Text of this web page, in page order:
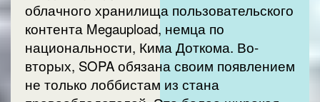
облачного хранилища пользовательского
контента Megaupload, немца по
национальности, Кима Доткома. Во-
вторых, SOPA обязана своим появлением
не только лоббистам из стана